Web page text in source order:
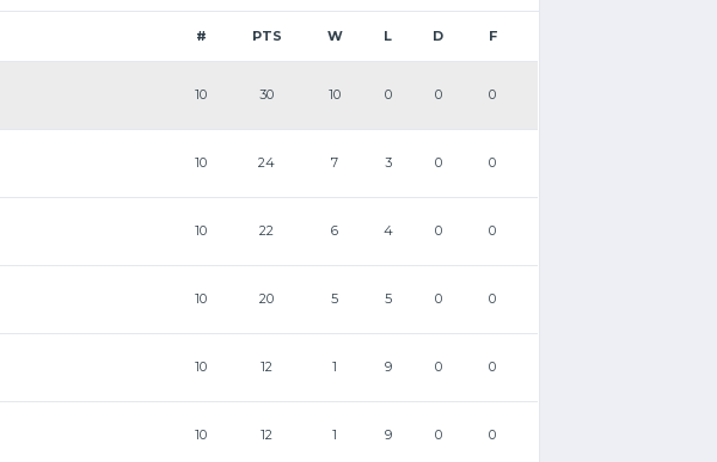
# PTS W L D F
10 30 10 0 0 0
10 24 7 3 0 0
10 22 6 4 0 0
10 20 5 5 0 0
10 12 1 9 0 0
10 12 1 9 0 0